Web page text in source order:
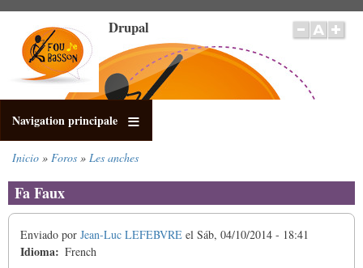
contenido
principal
Drupal
Navigation principale
enlaces
de
a
la
Inicio Foros Les anches
Fa Faux
Enviado por Jean-Luc LEFEBVRE el Sáb, 04/10/2014 - 18:41
Idioma
French